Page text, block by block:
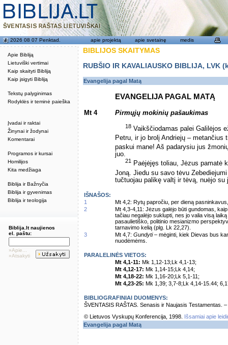
Apie Bibliją
Lietuviški vertimai
Kaip skaityti Bibliją
Kaip įsigyti Bibliją
Tekstų palyginimas
Rodyklės ir teminė paieška
Įvadai ir raktai
Žinynai ir žodynai
Komentarai
Programos ir kursai
Homilijos
Kita medžiaga
Biblija ir Bažnyčia
Biblija ir gyvenimas
Biblija ir teologija
2026 08 07 Penktad. apie projektą apie svetainę medis
Biblija.lt naujienos
el. paštu:
»Apie...
»Atsakyti
BIBLIJOS SKAITYMAS
RUBŠIO IR KAVALIAUSKO BIBLIJA,
Evangelija pagal Matą
EVANGELIJA PAGAL MATĄ
Mt 4 Pirmųjų mokinių pašaukimas
18 Vaikščiodamas palei Galilėjos
Petru, ir jo brolį Andriejų –
paskui mane! Aš padarysiu jus
juo.
21
Paėjėjęs toliau, Jėzus pamatė
Joną. Jiedu su savo tėvu
tučtuojau palikę valtį ir tėvą, nuėjo su
IŠNAŠOS:
1
Mt 4,2: Rytų papročiu, per dieną
2
Mt 4,3-4,11: Jėzus galėjo būti gundomas,
tačiau negalėjo suklupti, nes jo valia visą
pasaulietiško, politinio mesianizmo
tarnavimo kelią (plg. Lk 22,27).
3
Mt 4,7: Gundyti– mėginti, kiek Dievas bus
nuodėmėms.
PARALELINĖS VIETOS:
Mt 4,1-11: Mk 1,12-13;Lk 4,1-13;
Mt 4,12-17: Mk 1,14-15;Lk 4,14;
Mt 4,18-22: Mk 1,16-20;Lk 5,1-11;
Mt 4,23-25: Mk 1,39; 3,7-8;Lk 4,14-15.44;
BIBLIOGRAFINIAI DUOMENYS:
ŠVENTASIS RAŠTAS. Senasis ir Naujasis Testamentas.
© Lietuvos Vyskupų Konferencija, 1998.
Išsamiai apie
Evangelija pagal Matą